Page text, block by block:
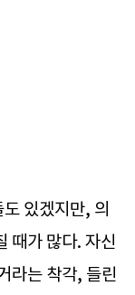
있겠지만, 의
때가 많다. 자신
라는 착각, 들린